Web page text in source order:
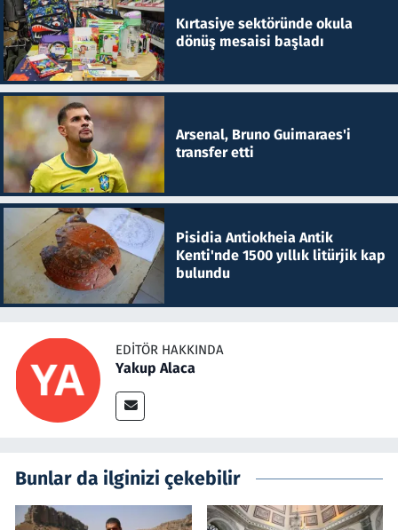
Kırtasiye sektöründe okula
dönüş mesaisi başladı
Arsenal, Bruno Guimaraes'i
transfer etti
Pisidia Antiokheia Antik
Kenti'nde 1500 yıllık litürjik kap
bulundu
EDITÖR HAKKINDA
Yakup Alaca
Bunlar da ilginizi çekebilir